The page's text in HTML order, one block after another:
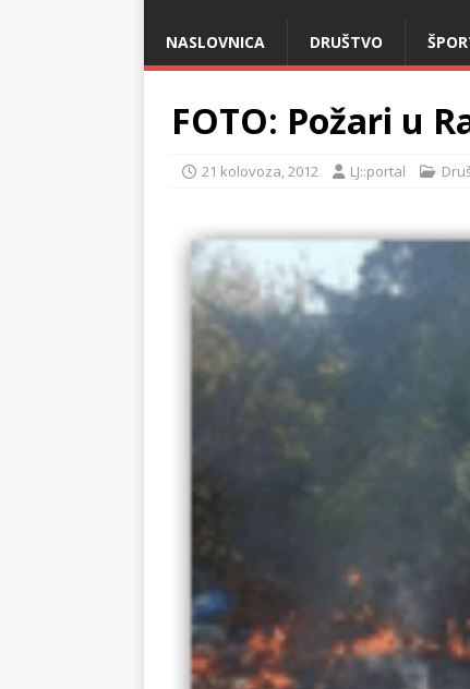
NASLOVNICA DRUŠTVO
FOTO: Požari u
21 kolovoza, 2012 LJ::portal